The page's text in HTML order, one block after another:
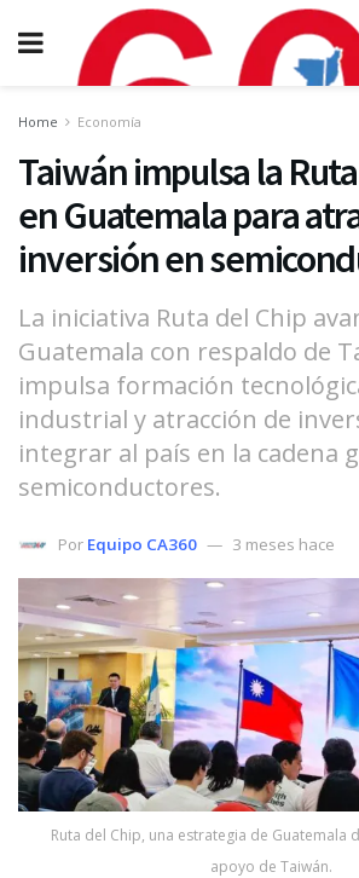
Home Economía
Taiwán impulsa la
en Guatemala para
inversión en
La iniciativa Ruta del Chip
Guatemala con respaldo de
impulsa formación
industrial y atracción de
integrar al país en la cadena
semiconductores.
Por Equipo CA360 3 meses hace
Ruta del Chip, una estrategia de Guatemala
apoyo de Taiwán.